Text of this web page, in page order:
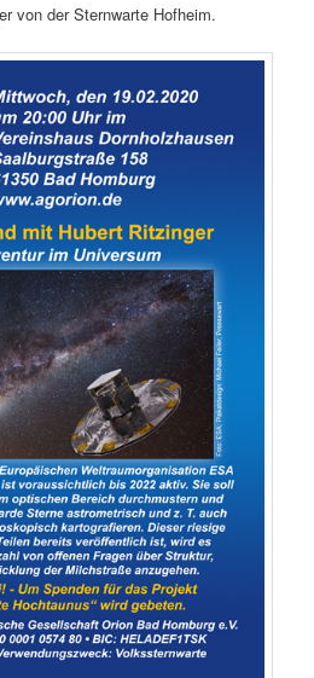
von der Sternwarte Hofheim.